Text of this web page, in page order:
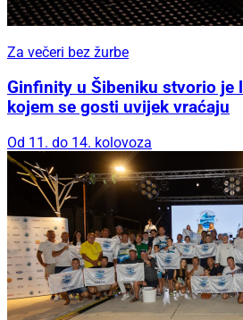
Za večeri bez žurbe
Ginfinity u Šibeniku stvorio je
kojem se gosti uvijek vraćaju
Od 11. do 14. kolovoza